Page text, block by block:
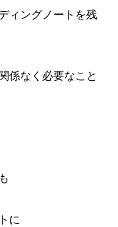
ィングノートを残
係なく必要なこと
に